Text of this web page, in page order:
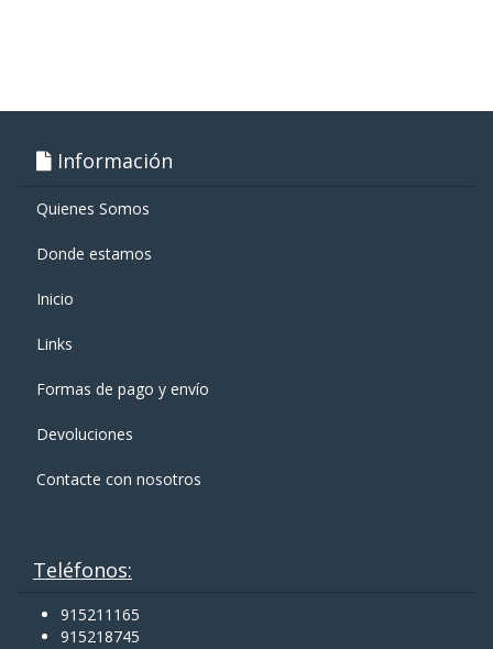
Información
Quienes Somos
Donde estamos
Inicio
Links
Formas de pago y enví­o
Devoluciones
Contacte con nosotros
Teléfonos:
915211165
915218745